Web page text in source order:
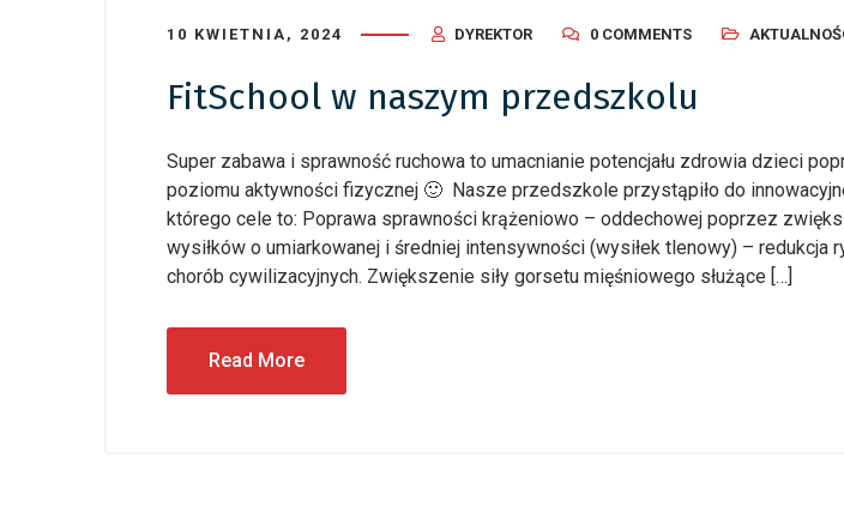
10 KWIETNIA, 2024 DYREKTOR 0 COMMENTS
FitSchool w naszym przedszkolu
Super zabawa i sprawność ruchowa to umacnianie potencjału zdrowia dzieci
poziomu aktywności fizycznej 🙂 Nasze przedszkole przystąpiło do
którego cele to: Poprawa sprawności krążeniowo – oddechowej poprzez
wysiłków o umiarkowanej i średniej intensywności (wysiłek tlenowy) – redukcja
chorób cywilizacyjnych. Zwiększenie siły gorsetu mięśniowego służące […]
Read More